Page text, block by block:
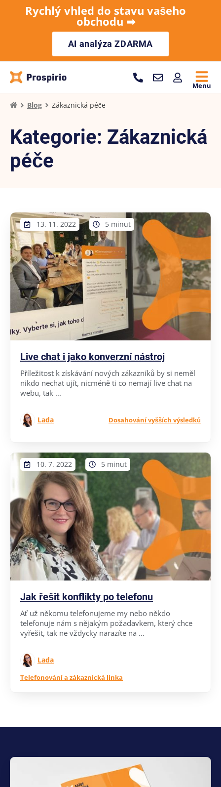
Rychlý vhled do stavu vašeho
obchodu ➡︎
AI analýza ZDARMA
Menu
Blog Zákaznická péče
Kategorie: Zákaznická
péče
13. 11. 2022 5 minut
Live chat i jako konverzní nástroj
Příležitost k získávání nových zákazníků by si neměl
nikdo nechat ujít, nicméně ti co nemají live chat na
webu, tak ...
Lada Dosahování vyšších výsledků
10. 7. 2022 5 minut
Jak řešit konflikty po telefonu
Ať už někomu telefonujeme my nebo někdo
telefonuje nám s nějakým požadavkem, který chce
vyřešit, tak ne vždycky narazíte na ...
Lada
Telefonování a zákaznická linka